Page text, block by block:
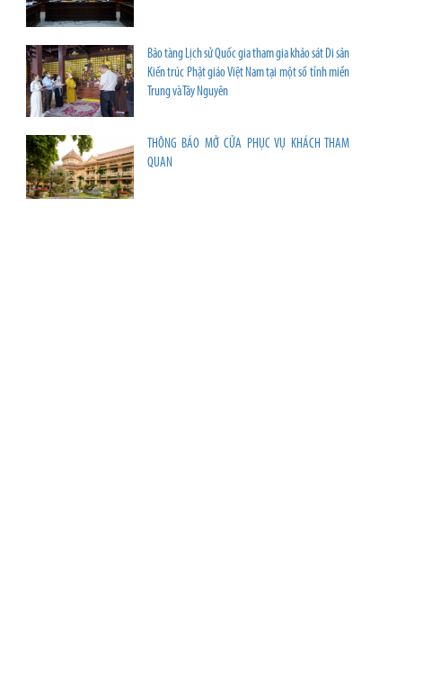
Bảo tàng Lịch sử Quốc gia tham gia khảo sát Di sản
Kiến trúc Phật giáo Việt Nam tại một số tỉnh miền
Trung và Tây Nguyên
THÔNG BÁO MỞ CỬA PHỤC VỤ KHÁCH THAM
QUAN